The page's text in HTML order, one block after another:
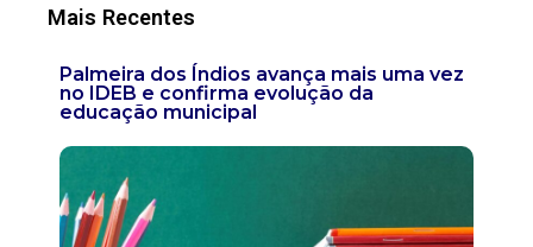
Mais Recentes
Palmeira dos Índios avança mais uma vez
no IDEB e confirma evolução da
educação municipal